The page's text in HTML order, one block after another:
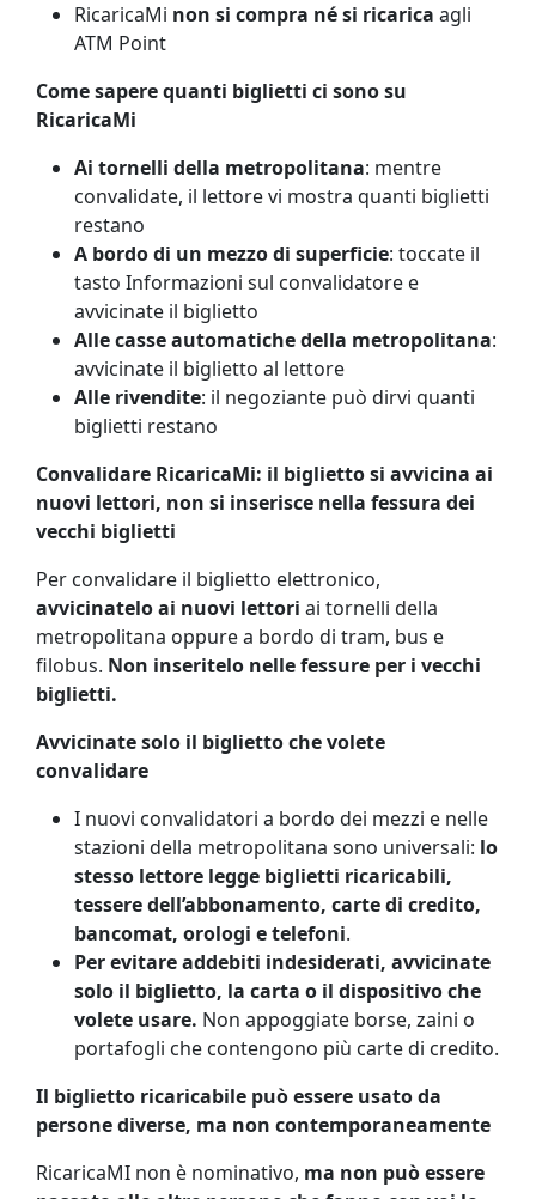
RicaricaMi non si compra né si ricarica agli
ATM Point
Come sapere quanti biglietti ci sono su
RicaricaMi
Ai tornelli della metropolitana: mentre
convalidate, il lettore vi mostra quanti biglietti
restano
A bordo di un mezzo di superficie: toccate il
tasto Informazioni sul convalidatore e
avvicinate il biglietto
Alle casse automatiche della metropolitana:
avvicinate il biglietto al lettore
Alle rivendite: il negoziante può dirvi quanti
biglietti restano
Convalidare RicaricaMi: il biglietto si avvicina ai
nuovi lettori, non si inserisce nella fessura dei
vecchi biglietti
Per convalidare il biglietto elettronico,
avvicinatelo ai nuovi lettori ai tornelli della
metropolitana oppure a bordo di tram, bus e
filobus. Non inseritelo nelle fessure per i vecchi
biglietti.
Avvicinate solo il biglietto che volete
convalidare
I nuovi convalidatori a bordo dei mezzi e nelle
stazioni della metropolitana sono universali: lo
stesso lettore legge biglietti ricaricabili,
tessere dell’abbonamento, carte di credito,
bancomat, orologi e telefoni.
Per evitare addebiti indesiderati, avvicinate
solo il biglietto, la carta o il dispositivo che
volete usare. Non appoggiate borse, zaini o
portafogli che contengono più carte di credito.
Il biglietto ricaricabile può essere usato da
persone diverse, ma non contemporaneamente
RicaricaMI non è nominativo, ma non può essere